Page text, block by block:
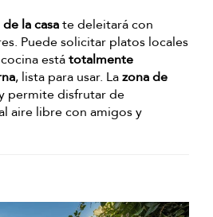
la casate deleitará con
Puede solicitar platos locales
estátotalmente
, lista para usar. Lazona de
permite disfrutar de
aire libre con amigos y